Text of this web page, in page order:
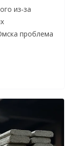
из‑за
проблема